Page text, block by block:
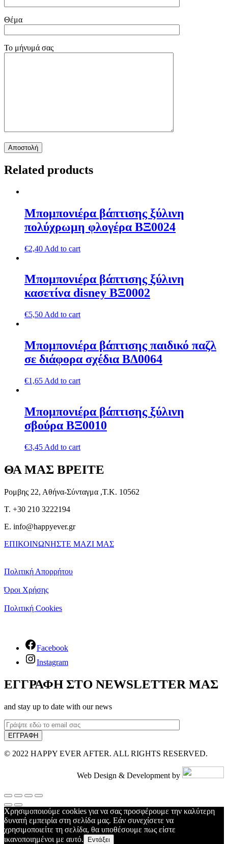
Θέμα
Το μήνυμά σας
Related products
Μπομπονιέρα βάπτισης ξύλινη
πολύχρωμη φλογέρα ΒΞ0024
€2,40 Add to cart
Μπομπονιέρα βάπτισης ξύλινη
κασετίνα disney ΒΞ0002
€5,50 Add to cart
Μπομπονιέρα βάπτισης παιδικό παζλ
σε διάφορα σχέδια ΒΔ0064
€1,65 Add to cart
Μπομπονιέρα βάπτισης ξύλινη
σβούρα ΒΞ0010
€3,45 Add to cart
ΘΑ ΜΑΣ ΒΡΕΙΤΕ
Ρομβης 22, Αθήνα-Σύνταγμα ,Τ.Κ. 10562
T. +30 210 3222194
E. info@happyever.gr
ΕΠΙΚΟΙΝΩΝΗΣΤΕ ΜΑΖΙ ΜΑΣ
Πολιτική Απορρήτου
Όροι Χρήσης
Πολιτική Cookies
Facebook
Instagram
ΕΓΓΡΑΦΗ ΣΤΟ NEWSLETTER ΜΑΣ
and stay up to date with our news
© 2022 HAPPY EVER AFTER. ALL RIGHTS RESERVED.
Web Design & Development by
Χρησιμοποιούμε cookies για να σας προσφέρουμε την καλύτερη
δυνατή εμπειρία στη σελίδα μας. Εάν συνεχίσετε να
χρησιμοποιείτε τη σελίδα, θα υποθέσουμε πως είστε
ικανοποιημένοι με αυτό.
Εντάξει